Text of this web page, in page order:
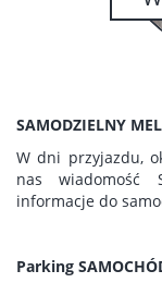
SAMODZIELNY
W dni przyjazdu,
nas wiadomość
informacje do
Parking